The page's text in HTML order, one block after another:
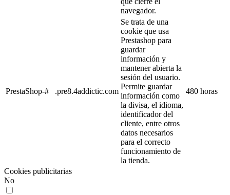
navegador.
PrestaShop-# .pre8.4addictic.com
Se trata de una
cookie que usa
Prestashop para
guardar
información y
mantener abierta la
sesión del usuario.
Permite guardar
información como
la divisa, el idioma,
identificador del
cliente, entre otros
datos necesarios
para el correcto
funcionamiento de
la tienda.
480 horas
Cookies publicitarias
No